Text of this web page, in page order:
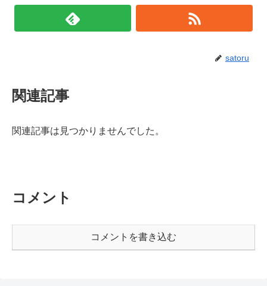
satoru
関連記事
関連記事は見つかりませんでした。
コメント
コメントを書き込む